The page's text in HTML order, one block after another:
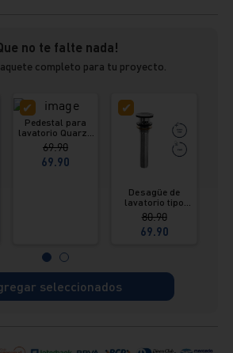
no te falte nada!
completo para tu proyecto.
Pedestal para
lavatorio Quarzo
blanco - Vainsa
69.90
69.90
Desagüe de
lavatorio tipo
push con rebose
1¼”x 8” (3,18 cm x
20 cm)
80.90
69.90
seleccionados